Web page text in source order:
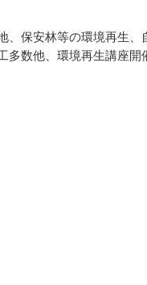
、保安林等の環境再生、
多数他、環境再生講座開